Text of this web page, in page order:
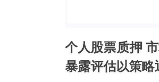
个人股票质押
暴露评估以策略